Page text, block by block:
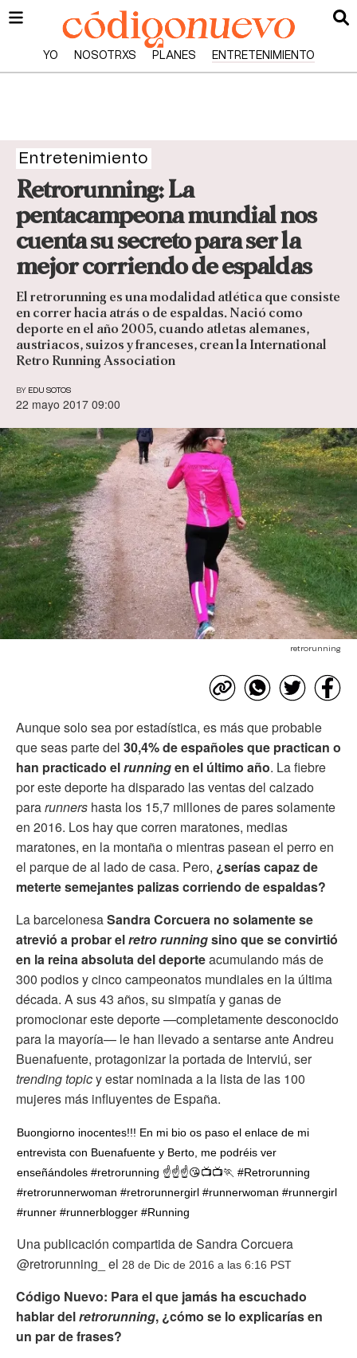
YO NOSOTRXS PLANES ENTRETENIMIENTO
Entretenimiento
Retrorunning: La
pentacampeona mundial nos
cuenta su secreto para ser la
mejor corriendo de espaldas
El retrorunning es una modalidad atlética que consiste
en correr hacia atrás o de espaldas. Nació como
deporte en el año 2005, cuando atletas alemanes,
austriacos, suizos y franceses, crean la International
Retro Running Association
BY EDU SOTOS
22 mayo 2017 09:00
retrorunning
Aunque solo sea por estadística, es más que probable
que seas parte del 30,4% de españoles que practican o
han practicado elrunningen el último año. La fiebre
por este deporte ha disparado las ventas del calzado
pararunners hasta los 15,7 millones de pares solamente
en 2016. Los hay que corren maratones, medias
maratones, en la montaña o mientras pasean el perro en
el parque de al lado de casa. Pero, ¿serías capaz de
meterte semejantes palizas corriendo de espaldas?
La barcelonesaSandra Corcuera no solamente se
atrevió a probar elretro runningsino que se convirtió
en la reina absoluta del deporteacumulando más de
300 podios y cinco campeonatos mundiales en la última
década. A sus 43 años, su simpatía y ganas de
promocionar este deporte —completamente desconocido
para la mayoría— le han llevado a sentarse ante Andreu
Buenafuente, protagonizar la portada de Interviú, ser
trending topicy estar nominada a la lista de las 100
mujeres más influyentes de España.
Buongiorno inocentes!!! En mi bio os paso el enlace de mi
entrevista con Buenafuente y Berto, me podréis ver
enseñándoles #retrorunning ☝☝☝😘📺📺🏃 #Retrorunning
#retrorunnerwoman #retrorunnergirl #runnerwoman #runnergirl
#runner #runnerblogger #Running
Una publicación compartida de Sandra Corcuera
@retrorunning_ el 28 de Dic de 2016 a las 6:16 PST
Código Nuevo: Para el que jamás ha escuchado
hablar delretrorunning, ¿cómo se lo explicarías en
un par de frases?